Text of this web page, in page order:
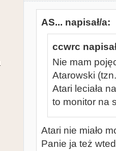
AS... napisał/a:
ccwrc
Nie mam
Atarowski
Atari leciała
to monitor na
Atari nie miało
Panie ja też